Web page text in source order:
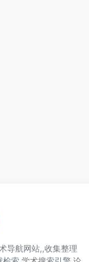
导航网站,,收集整理